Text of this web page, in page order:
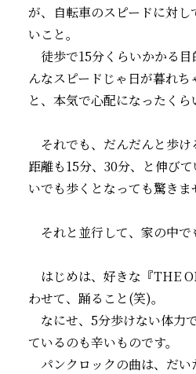
が、自転車のスピードに対
いこと。
徒歩で15分くらいかかる目
んなスピードじゃ日が暮れち
と、本気で心配になったくら
それでも、だんだんと歩け
距離も15分、30分、と伸び
いでも歩くとなっても驚きま
それと並行して、家の中で
はじめは、好きな『THE
わせて、踊ること(笑)。
なにせ、5分歩けない体力
ているのも辛いものです。
パンクロックの曲は、だい